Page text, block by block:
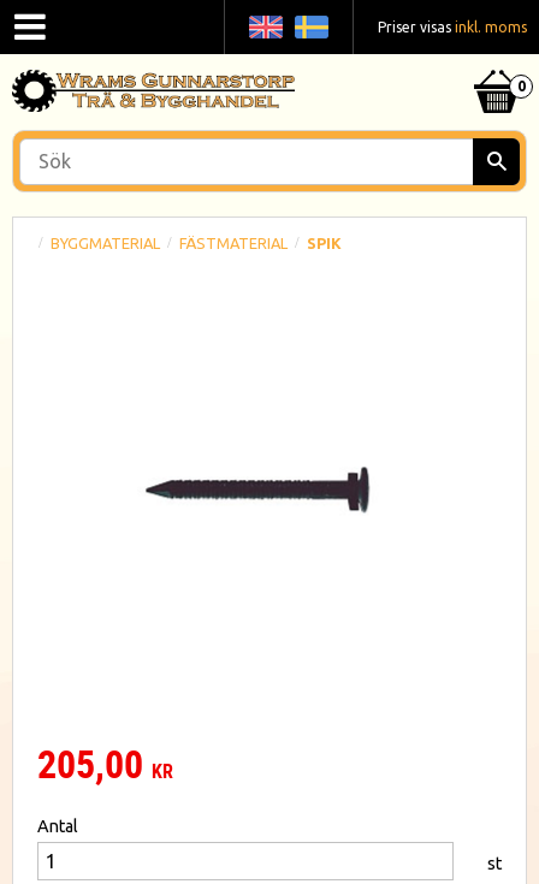
Priser visas inkl. moms
BYGGMATERIAL FÄSTMATERIAL SPIK
205,00 KR
Antal
st